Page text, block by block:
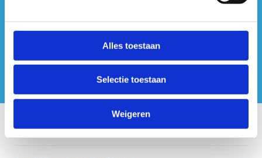
Alles toestaan
Selectie toestaan
Weigeren
Onze centra